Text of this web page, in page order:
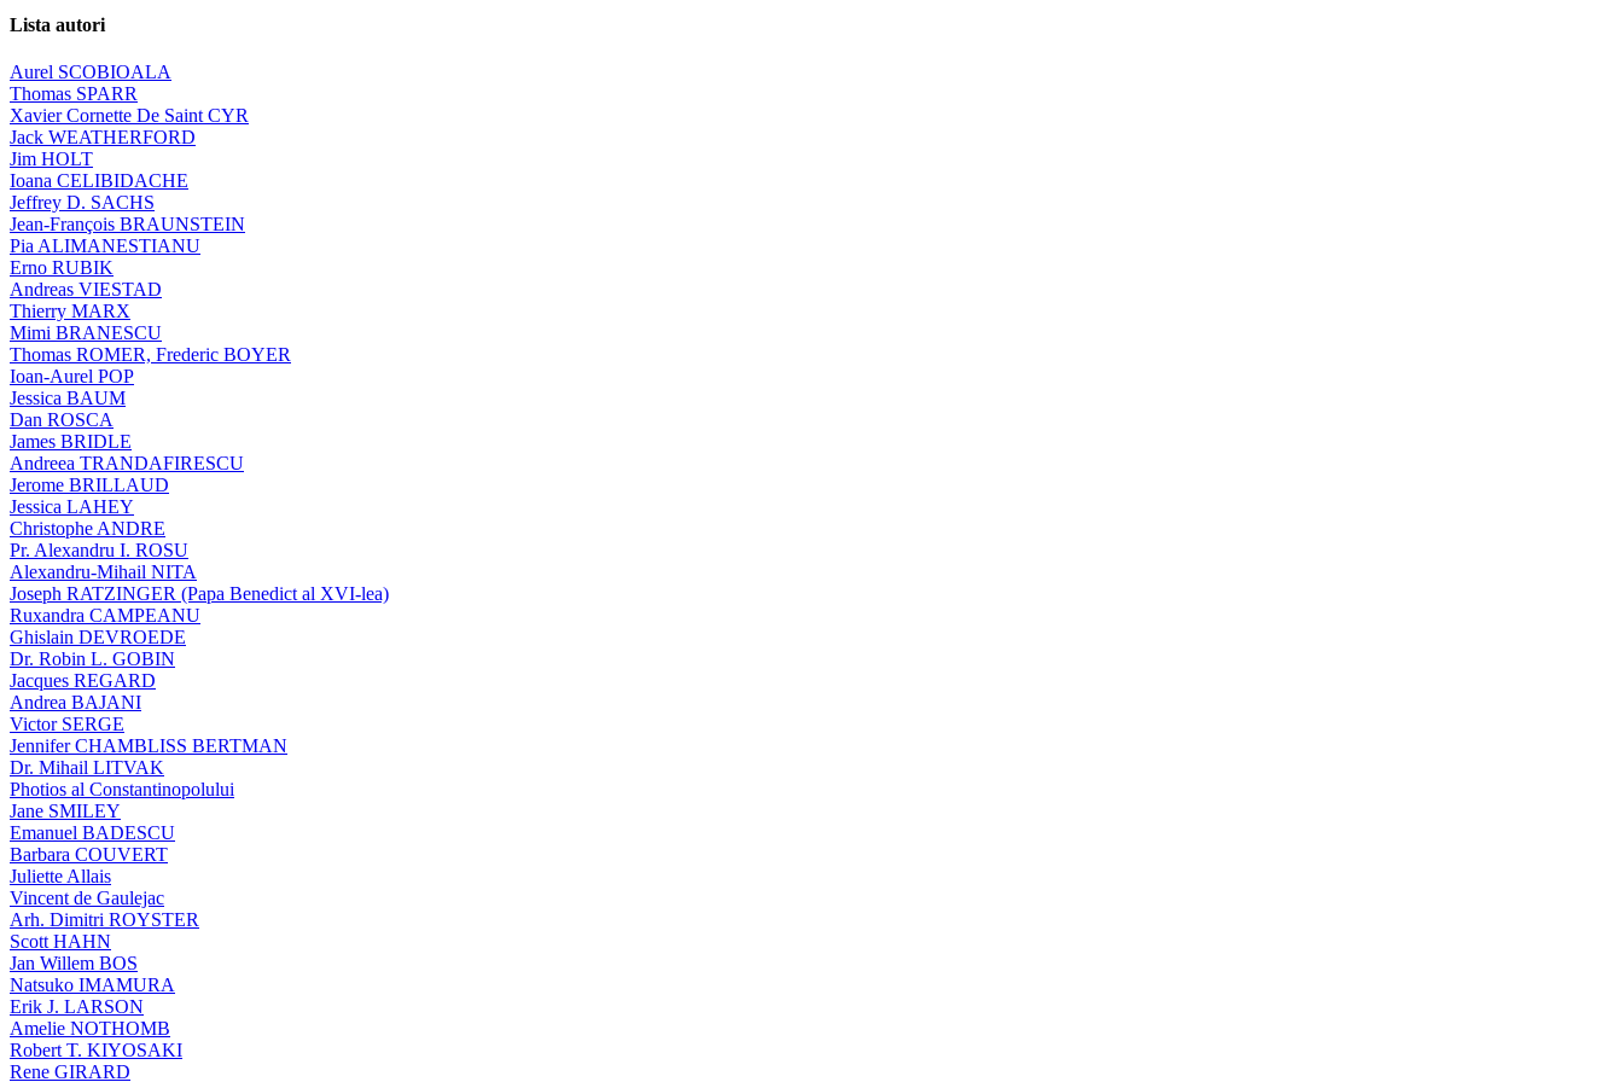
Lista autori
Aurel SCOBIOALA
Thomas SPARR
Xavier Cornette De Saint CYR
Jack WEATHERFORD
Jim HOLT
Ioana CELIBIDACHE
Jeffrey D. SACHS
Jean-François BRAUNSTEIN
Pia ALIMANESTIANU
Erno RUBIK
Andreas VIESTAD
Thierry MARX
Mimi BRANESCU
Thomas ROMER, Frederic BOYER
Ioan-Aurel POP
Jessica BAUM
Dan ROSCA
James BRIDLE
Andreea TRANDAFIRESCU
Jerome BRILLAUD
Jessica LAHEY
Christophe ANDRE
Pr. Alexandru I. ROSU
Alexandru-Mihail NITA
Joseph RATZINGER (Papa Benedict al XVI-lea)
Ruxandra CAMPEANU
Ghislain DEVROEDE
Dr. Robin L. GOBIN
Jacques REGARD
Andrea BAJANI
Victor SERGE
Jennifer CHAMBLISS BERTMAN
Dr. Mihail LITVAK
Photios al Constantinopolului
Jane SMILEY
Emanuel BADESCU
Barbara COUVERT
Juliette Allais
Vincent de Gaulejac
Arh. Dimitri ROYSTER
Scott HAHN
Jan Willem BOS
Natsuko IMAMURA
Erik J. LARSON
Amelie NOTHOMB
Robert T. KIYOSAKI
Rene GIRARD